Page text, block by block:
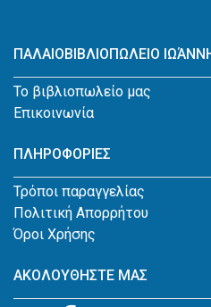
ΠΑΛΑΙΟΒΙΒΛΙΟΠΩΛΕΙΟ
Το βιβλιοπωλείο μας
Επικοινωνία
ΠΛΗΡΟΦΟΡΙΕΣ
Τρόποι παραγγελίας
Πολιτική Απορρήτου
Όροι Χρήσης
ΑΚΟΛΟΥΘΗΣΤΕ ΜΑΣ